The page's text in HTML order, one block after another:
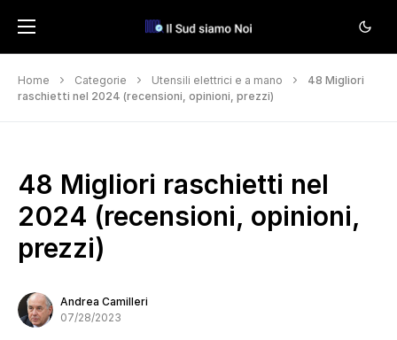
Home Categorie Utensili elettrici e a mano
48 Migliori
raschietti nel 2024 (recensioni, opinioni, prezzi)
48 Migliori raschietti nel
2024 (recensioni, opinioni,
prezzi)
Andrea Camilleri
07/28/2023